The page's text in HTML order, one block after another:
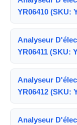
YR06410 (SKU:
Analyseur
YR06411 (SKU:
Analyseur
YR06412 (SKU:
Analyseur